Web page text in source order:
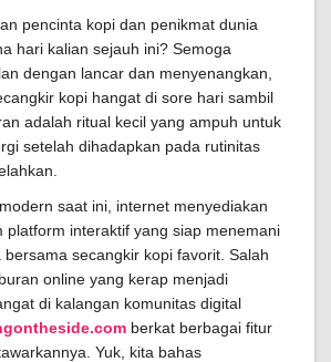
pencinta kopi dan penikmat dunia
hari kalian sejauh ini? Semoga
dengan lancar dan menyenangkan,
kopi hangat di sore hari sambil
adalah ritual kecil yang ampuh untuk
setelah dihadapkan pada rutinitas
saat ini, internet menyediakan
platform interaktif yang siap menemani
bersama secangkir kopi favorit. Salah
online yang kerap menjadi
di kalangan komunitas digital
berkat berbagai fitur
Yuk, kita bahas